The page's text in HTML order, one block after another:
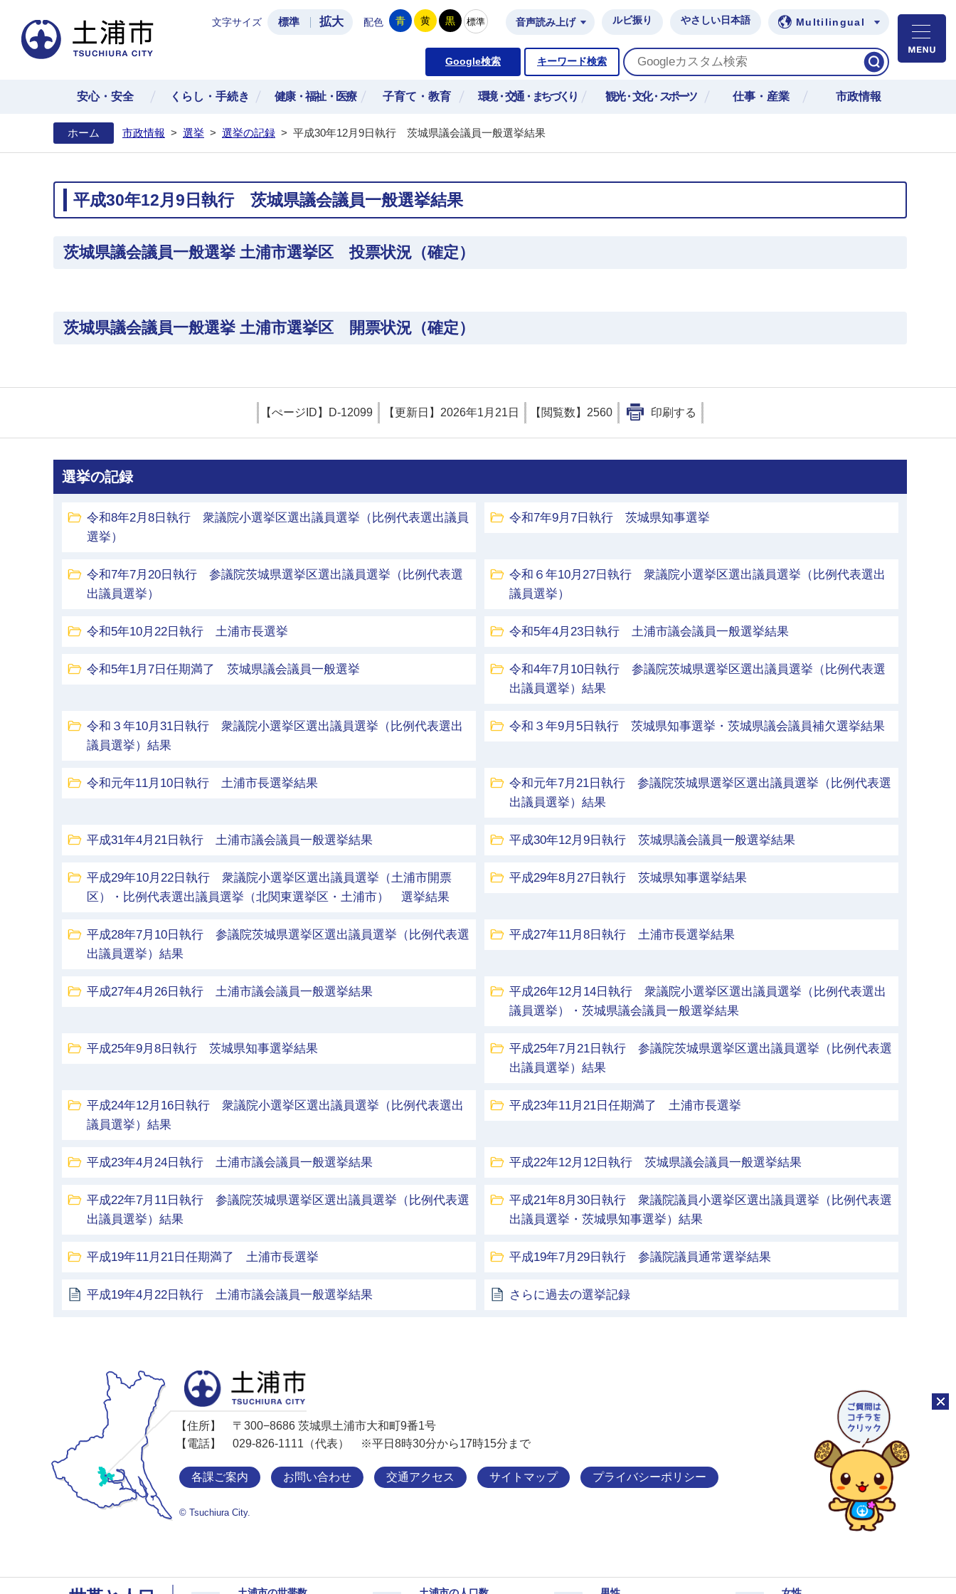
土浦市公式ホームページ
文字サイズ 標準 拡大 配色 青 黄 黒 標準 音声読み上げ ルビ振り やさしい日本語 Multilingual
Google検索 キーワード検索
安心・安全 くらし・手続き 健康・福祉・医療 子育て・教育 環境・交通・まちづくり 観光・文化・スポーツ 仕事・産業 市政情報
ホーム 市政情報 > 選挙 > 選挙の記録 > 平成30年12月9日執行 茨城県議会議員一般選挙結果
平成30年12月9日執行 茨城県議会議員一般選挙結果
茨城県議会議員一般選挙 土浦市選挙区 投票状況（確定）
茨城県議会議員一般選挙 土浦市選挙区 開票状況（確定）
【ぺージID】 D-12099 【更新日】 2026年1月21日 【閲覧数】 2560 印刷する
選挙の記録
令和8年2月8日執行 衆議院小選挙区選出議員選挙（比例代表選出議員
選挙）
令和7年9月7日執行 茨城県知事選挙
令和7年7月20日執行 参議院茨城県選挙区選出議員選挙（比例代表選
出議員選挙）
令和６年10月27日執行 衆議院小選挙区選出議員選挙（比例代表選出
議員選挙）
令和5年10月22日執行 土浦市長選挙 令和5年4月23日執行 土浦市議会議員一般選挙結果
令和5年1月7日任期満了 茨城県議会議員一般選挙
令和4年7月10日執行 参議院茨城県選挙区選出議員選挙（比例代表選
出議員選挙）結果
令和３年10月31日執行 衆議院小選挙区選出議員選挙（比例代表選出
議員選挙）結果
令和３年9月5日執行 茨城県知事選挙・茨城県議会議員補欠選挙結果
令和元年11月10日執行 土浦市長選挙結果
令和元年7月21日執行 参議院茨城県選挙区選出議員選挙（比例代表選
出議員選挙）結果
平成31年4月21日執行 土浦市議会議員一般選挙結果 平成30年12月9日執行 茨城県議会議員一般選挙結果
平成29年10月22日執行 衆議院小選挙区選出議員選挙（土浦市開票
区）・比例代表選出議員選挙（北関東選挙区・土浦市） 選挙結果
平成29年8月27日執行 茨城県知事選挙結果
平成28年7月10日執行 参議院茨城県選挙区選出議員選挙（比例代表選
出議員選挙）結果
平成27年11月8日執行 土浦市長選挙結果
平成27年4月26日執行 土浦市議会議員一般選挙結果
平成26年12月14日執行 衆議院小選挙区選出議員選挙（比例代表選出
議員選挙）・茨城県議会議員一般選挙結果
平成25年9月8日執行 茨城県知事選挙結果
平成25年7月21日執行 参議院茨城県選挙区選出議員選挙（比例代表選
出議員選挙）結果
平成24年12月16日執行 衆議院小選挙区選出議員選挙（比例代表選出
議員選挙）結果
平成23年11月21日任期満了 土浦市長選挙
平成23年4月24日執行 土浦市議会議員一般選挙結果 平成22年12月12日執行 茨城県議会議員一般選挙結果
平成22年7月11日執行 参議院茨城県選挙区選出議員選挙（比例代表選
出議員選挙）結果
平成21年8月30日執行 衆議院議員小選挙区選出議員選挙（比例代表選
出議員選挙・茨城県知事選挙）結果
平成19年11月21日任期満了 土浦市長選挙 平成19年7月29日執行 参議院議員通常選挙結果
平成19年4月22日執行 土浦市議会議員一般選挙結果 さらに過去の選挙記録
【住所】
〒300−8686 茨城県土浦市大和町9番1号
【電話】
029-826-1111（代表） ※平日8時30分から17時15分まで
各課ご案内 お問い合わせ 交通アクセス サイトマップ プライバシーポリシー
© Tsuchiura City.
チャ